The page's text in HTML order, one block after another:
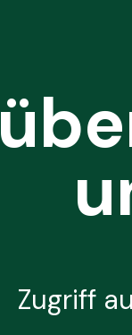
Zugriff